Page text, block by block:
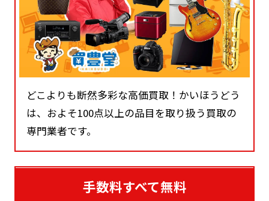
どこよりも断然多彩な高価買取！かいほうどう
は、およそ100点以上の品目を取り扱う買取の
専門業者です。
手数料すべて無料